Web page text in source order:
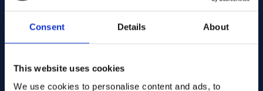
Consent Details About
This website uses cookies
We use cookies to personalise content and ads, to